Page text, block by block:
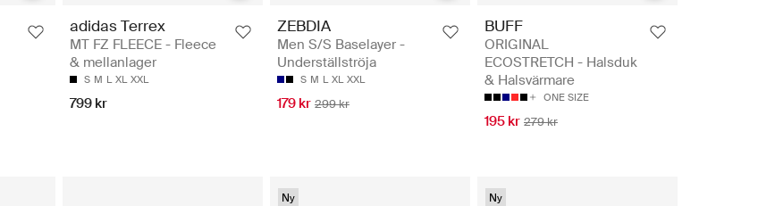
adidas Terrex
MT FZ FLEECE - Fleece
& mellanlager
S M L XL XXL
799 kr
ZEBDIA
Men S/S Baselayer -
Underställströja
S M L XL XXL
179 kr 299 kr
BUFF
ORIGINAL
ECOSTRETCH - Halsduk
& Halsvärmare
ONE SIZE
195 kr 279 kr
Ny Ny